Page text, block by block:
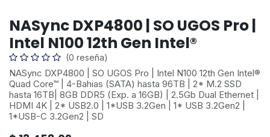
NASync DXP4800 | SO UGOS Pro |
Intel N100 12th Gen Intel®
(0 reseña)
NASync DXP4800 | SO UGOS Pro | Intel N100 12th Gen Intel®
Quad Core™ | 4-Bahias (SATA) hasta 96TB | 2* M.2 SSD
hasta 16TB| 8GB DDR5 (Exp. a 16GB) | 2.5Gb Dual Ethernet |
HDMI 4K | 2* USB2.0 | 1*USB 3.2Gen | 1* USB 3.2Gen2 |
1*USB-C 3.2Gen2 | SD